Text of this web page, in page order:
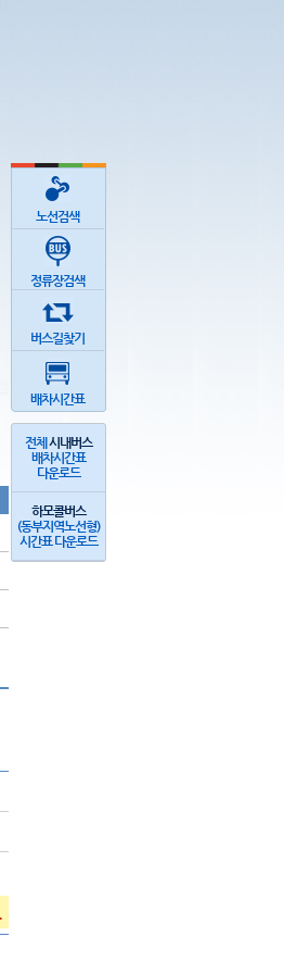
노선검색
정류장검색
버스길찾기
배차시간표
전체 시내버스
배차시간표
다운로드
하모콜버스
(동부지역노선형)
시간표 다운로드